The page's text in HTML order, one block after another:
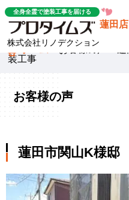
全身全霊で塗装工事を届ける
蓮田店
株式会社リノデクション
ホーム » お客様の声
装工事
お客様の声
蓮田市関山K様邸